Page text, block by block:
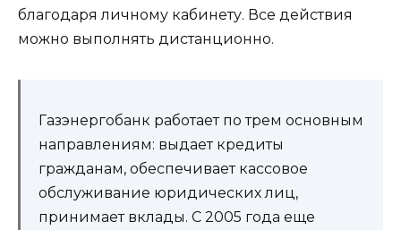
благодаря личному кабинету. Все действия
можно выполнять дистанционно.
Газэнергобанк работает по трем основным
направлениям: выдает кредиты
гражданам, обеспечивает кассовое
обслуживание юридических лиц,
принимает вклады. С 2005 года еще